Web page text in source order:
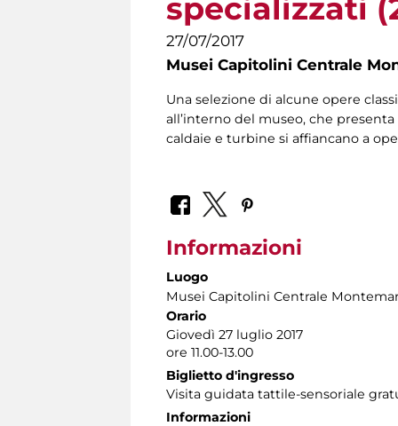
specializzati
27/07/2017
Musei Capitolini Centrale
Una selezione di alcune opere
all’interno del museo, che
caldaie e turbine si affiancano a
Informazioni
Luogo
Musei Capitolini Centrale
Orario
Giovedì 27 luglio 2017
ore 11.00-13.00
Biglietto d'ingresso
Visita guidata tattile-sensoriale
Informazioni